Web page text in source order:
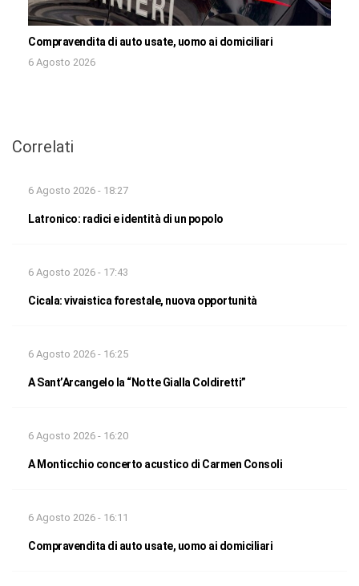
Compravendita di auto usate, uomo ai domiciliari
6 Agosto 2026
Correlati
6 Agosto 2026 - 18:27
Latronico: radici e identità di un popolo
6 Agosto 2026 - 17:43
Cicala: vivaistica forestale, nuova opportunità
6 Agosto 2026 - 16:25
A Sant’Arcangelo la “Notte Gialla Coldiretti”
6 Agosto 2026 - 16:20
A Monticchio concerto acustico di Carmen Consoli
6 Agosto 2026 - 16:11
Compravendita di auto usate, uomo ai domiciliari